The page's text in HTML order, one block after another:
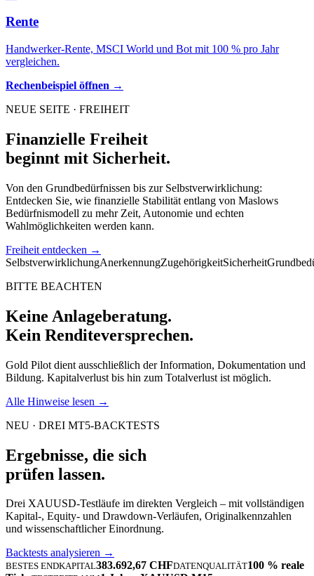
Rente
Handwerker-Rente, MSCI World und Bot mit 100 % pro Jahr
vergleichen.
Rechenbeispiel öffnen →
NEUE SEITE · FREIHEIT
Finanzielle Freiheit
beginnt mit Sicherheit.
Von den Grundbedürfnissen bis zur Selbstverwirklichung:
Entdecken Sie, wie finanzielle Stabilität entlang von Maslows
Bedürfnismodell zu mehr Zeit, Autonomie und echten
Wahlmöglichkeiten werden kann.
Freiheit entdecken →
SelbstverwirklichungAnerkennungZugehörigkeitSicherheit
BITTE BEACHTEN
Keine Anlageberatung.
Kein Renditeversprechen.
Gold Pilot dient ausschließlich der Information, Dokumentation und
Bildung. Kapitalverlust bis hin zum Totalverlust ist möglich.
Alle Hinweise lesen →
NEU · DREI MT5-BACKTESTS
Ergebnisse, die sich
prüfen lassen.
Drei XAUUSD-Testläufe im direkten Vergleich – mit vollständigen
Kapital-, Equity- und Drawdown-Verläufen, Originalkennzahlen
und wissenschaftlicher Einordnung.
Backtests analysieren →
BESTES ENDKAPITAL383.692,67 CHFDATENQUALITÄT100 % reale